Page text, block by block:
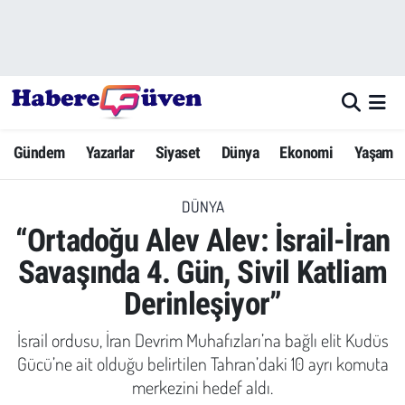
Gündem Yazarlar Siyaset Dünya Ekonomi Yaşam
DÜNYA
“Ortadoğu Alev Alev: İsrail-İran
Savaşında 4. Gün, Sivil Katliam
Derinleşiyor”
İsrail ordusu, İran Devrim Muhafızları’na bağlı elit Kudüs
Gücü’ne ait olduğu belirtilen Tahran’daki 10 ayrı komuta
merkezini hedef aldı.
Yazarlar
Dünya
Ekonomi
Yerel Haberler
Hava Durumu
Trafik Durumu
Süper Lig Puan Durumu ve Fikstür
Tüm Manşetler
Son Dakika Haberleri
Haber Arşivi